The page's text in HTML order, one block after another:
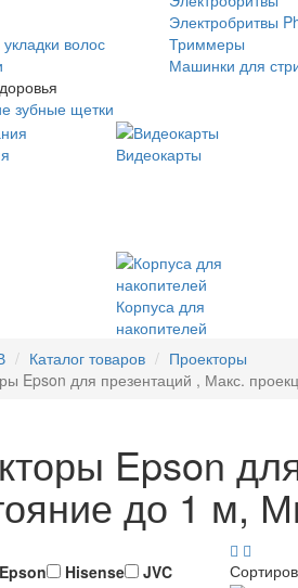
волос
зубные щетки
Электробритвы
Триммеры
Машинки для
Видеокарты
Корпуса для
накопителей
Каталог товаров
Проекторы
Epson для презентаций , Макс.
Epson
до 1 м,
Epson Hisense
JVC